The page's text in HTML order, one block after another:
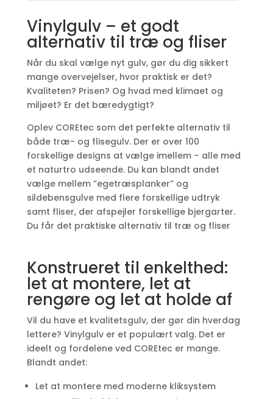
Vinylgulv – et godt
alternativ til træ og fliser
Når du skal vælge nyt gulv, gør du dig sikkert
mange overvejelser, hvor praktisk er det?
Kvaliteten? Prisen? Og hvad med klimaet og
miljøet? Er det bæredygtigt?
Oplev COREtec som det perfekte alternativ til
både træ- og flisegulv. Der er over 100
forskellige designs at vælge imellem – alle med
et naturtro udseende. Du kan blandt andet
vælge mellem ”egetræsplanker” og
sildebensgulve med flere forskellige udtryk
samt fliser, der afspejler forskellige bjergarter.
Du får det praktiske alternativ til træ og fliser
Konstrueret til enkelthed:
let at montere, let at
rengøre og let at holde af
Vil du have et kvalitetsgulv, der gør din hverdag
lettere? Vinylgulv er et populært valg. Det er
ideelt og fordelene ved COREtec er mange.
Blandt andet:
Let at montere med moderne kliksystem